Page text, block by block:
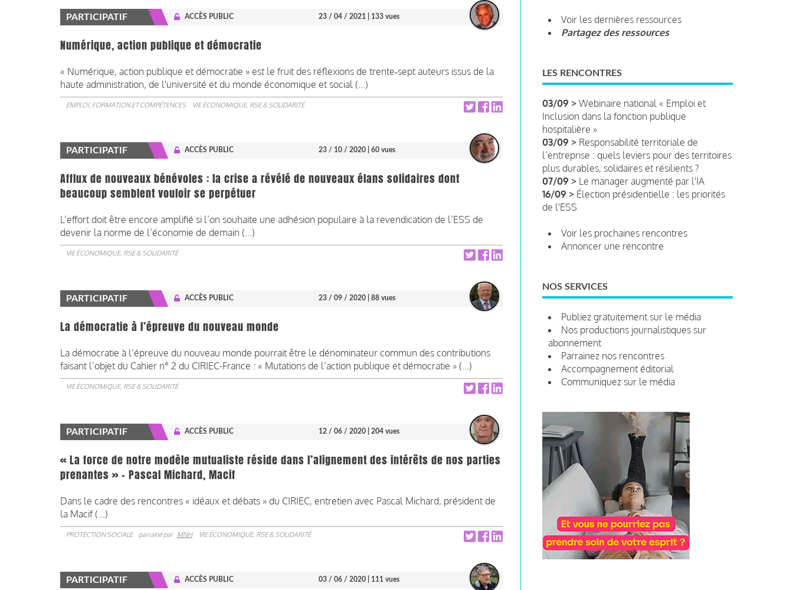
PARTICIPATIF ACCÈS PUBLIC 23 / 04 / 2021 | 133 vues
Numérique, action publique et démocratie
« Numérique, action publique et démocratie » est le fruit des réflexions de trente‑sept auteurs issus de la
haute administration, de l'université et du monde économique et social (...)
EMPLOI, FORMATION ET COMPÉTENCES VIE ÉCONOMIQUE, RSE & SOLIDARITÉ
PARTICIPATIF ACCÈS PUBLIC 23 / 10 / 2020 | 60 vues
Afflux de nouveaux bénévoles : la crise a révélé de nouveaux élans solidaires dont
beaucoup semblent vouloir se perpétuer
L’effort doit être encore amplifié si l’on souhaite une adhésion populaire à la revendication de l’ESS de
devenir la norme de l’économie de demain (...)
VIE ÉCONOMIQUE, RSE & SOLIDARITÉ
PARTICIPATIF ACCÈS PUBLIC 23 / 09 / 2020 | 88 vues
La démocratie à l’épreuve du nouveau monde
La démocratie à l’épreuve du nouveau monde pourrait être le dénominateur commun des contributions
faisant l’objet du Cahier n° 2 du CIRIEC-France : « Mutations de l’action publique et démocratie » (...)
VIE ÉCONOMIQUE, RSE & SOLIDARITÉ
PARTICIPATIF ACCÈS PUBLIC 12 / 06 / 2020 | 204 vues
« La force de notre modèle mutualiste réside dans l’alignement des intérêts de nos parties
prenantes » - Pascal Michard, Macif
Dans le cadre des rencontres « idéaux et débats » du CIRIEC, entretien avec Pascal Michard, président de
la Macif (...)
PROTECTION SOCIALE parrainé par MNH VIE ÉCONOMIQUE, RSE & SOLIDARITÉ
PARTICIPATIF ACCÈS PUBLIC 03 / 06 / 2020 | 111 vues
Voir les dernières ressources
Partagez des ressources
LES RENCONTRES
03/09 > Webinaire national « Emploi et
Inclusion dans la fonction publique
hospitalière »
03/09 > Responsabilité territoriale de
l’entreprise : quels leviers pour des territoires
plus durables, solidaires et résilients ?
07/09 > Le manager augmenté par l'IA
16/09 > Élection présidentielle : les priorités
de l'ESS
Voir les prochaines rencontres
Annoncer une rencontre
NOS SERVICES
Publiez gratuitement sur le média
Nos productions journalistiques sur
abonnement
Parrainez nos rencontres
Accompagnement éditorial
Communiquez sur le média